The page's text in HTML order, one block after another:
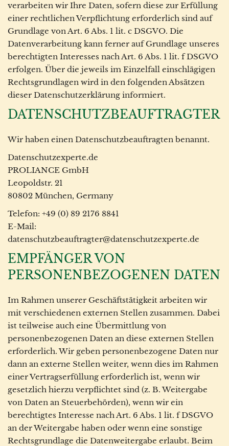
verarbeiten wir Ihre Daten, sofern diese zur Erfüllung
einer rechtlichen Verpflichtung erforderlich sind auf
Grundlage von Art. 6 Abs. 1 lit. c DSGVO. Die
Datenverarbeitung kann ferner auf Grundlage unseres
berechtigten Interesses nach Art. 6 Abs. 1 lit. f DSGVO
erfolgen. Über die jeweils im Einzelfall einschlägigen
Rechtsgrundlagen wird in den folgenden Absätzen
dieser Datenschutzerklärung informiert.
DATENSCHUTZ­BEAUFTRAGTER
Wir haben einen Datenschutzbeauftragten benannt.
Datenschutzexperte.de
PROLIANCE GmbH
Leopoldstr. 21
80802 München, Germany
Telefon: +49 (0) 89 2176 8841
E-Mail:
datenschutzbeauftragter@datenschutzexperte.de
EMPFÄNGER VON
PERSONENBEZOGENEN DATEN
Im Rahmen unserer Geschäftstätigkeit arbeiten wir
mit verschiedenen externen Stellen zusammen. Dabei
ist teilweise auch eine Übermittlung von
personenbezogenen Daten an diese externen Stellen
erforderlich. Wir geben personenbezogene Daten nur
dann an externe Stellen weiter, wenn dies im Rahmen
einer Vertragserfüllung erforderlich ist, wenn wir
gesetzlich hierzu verpflichtet sind (z. B. Weitergabe
von Daten an Steuerbehörden), wenn wir ein
berechtigtes Interesse nach Art. 6 Abs. 1 lit. f DSGVO
an der Weitergabe haben oder wenn eine sonstige
Rechtsgrundlage die Datenweitergabe erlaubt. Beim